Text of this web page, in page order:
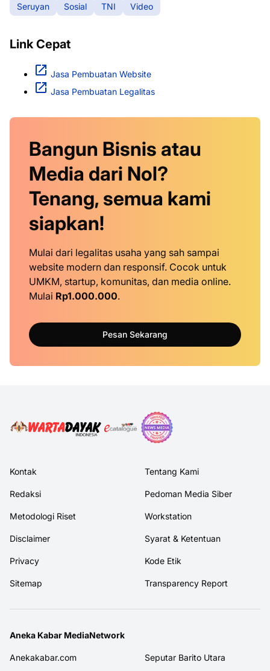
Seruyan
Sosial TNI Video
Link Cepat
Jasa Pembuatan Website
Jasa Pembuatan Legalitas
Bangun Bisnis atau
Media dari Nol?
Tenang, semua kami
siapkan!
Mulai dari legalitas usaha yang sah sampai
website modern dan responsif. Cocok untuk
UMKM, startup, komunitas, dan media online.
Mulai Rp1.000.000.
Pesan Sekarang
Kontak Tentang Kami
Redaksi Pedoman Media Siber
Metodologi Riset Workstation
Disclaimer Syarat & Ketentuan
Privacy Kode Etik
Sitemap Transparency Report
Aneka Kabar MediaNetwork
Anekakabar.com Seputar Barito Utara